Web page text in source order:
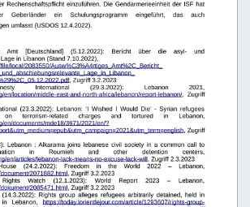
Rechenschaftspflicht einzuführen. Die Gendarmerieeinheit der ISF hat
Geberländer ein Schulungsprogramm eingeführt, das
auch
umfasst (USDOS 12.4.2022).
Amt [Deutschland] (5.12.2022): Bericht über die asyl-
und
in Libanon (Stand 7.10.2022),
local/2083550/Ausw%C3%A4rtiges_Amt%2C_Bericht_
, Zugriff 3.2.2023
International (29.3.2022): Lebanon
2021,
en/location/middle-east-and-north-africa/lebanon/report-lebanon/,   Zugriff
(23.3.2022):   Lebanon:   ‘I   Wished   I   Would   Die’  -   Syrian   refugees
on terrorism-related charges and tortured in
Lebanon,
en/documents/mde18/3671/2021/en/?
, Zugriff
Lebanon  : Alkarama  joins  lebanese  civil  society  in  a  common  call  to
in Roumieh and other detention
centers,
en/articles/lebanon-lack-means-no-excuse-lack-will, Zugriff 2.3.2023
(24.2.2022): Freedom in the World 2022 –
Lebanon,
2071882.html, Zugriff 3.2.2023
Rights Watch (12.1.2023): World Report 2023 –
Lebanon,
2085471.html, Zugriff 3.2.2023
(14.3.2022):   Rights   group   alleges   refugees   arbitrarily   detained,   held   in
in   Lebanon,
https://today.lorientlejour.com/article/1293607/rights-group-